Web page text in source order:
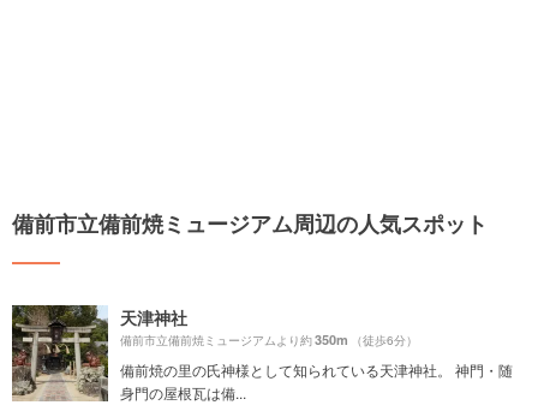
備前市立備前焼ミュージアム周辺の人気スポット
天津神社
備前市立備前焼ミュージアムより約350m （徒歩6分）
備前焼の里の氏神様として知られている天津神社。 神門・随
身門の屋根瓦は備...